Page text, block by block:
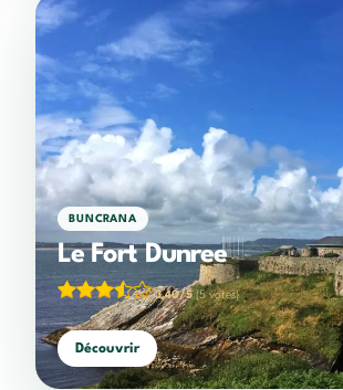
BUNCRANA
Le Fort Dunree
3,40/5(5 votes)
Découvrir